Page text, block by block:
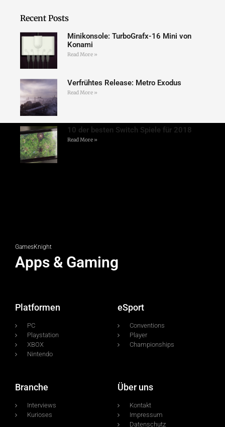
Recent Posts
Minikonsole: TurboGrafx-16 Mini von
Konami
Read More »
Verfrühtes Release: Metro Exodus
Read More »
10 der besten Switch Spiele für 2018
Read More »
GamesKnight
Apps & Gaming
Platformen
PC
Playstation
XBOX
Nintendo
eSport
Conventions
Player
Championships
Branche
Interviews
Kurioses
Über uns
Kontakt
Impressum
Datenschutz